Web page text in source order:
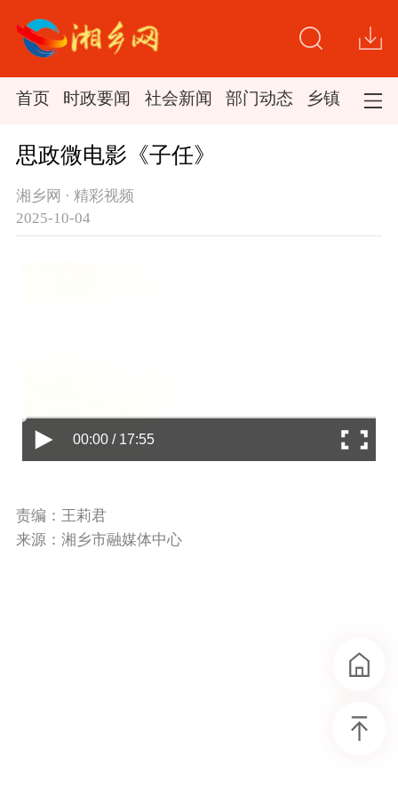
首页 时政要闻 社会新闻 部门动态 乡镇新闻
思政微电影《子任》
湘乡网 · 精彩视频
2025-10-04
00:00 / 17:55
责编：王莉君
来源：湘乡市融媒体中心